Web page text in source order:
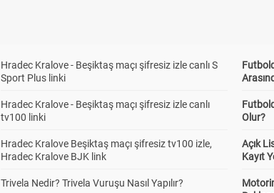
Hradec Kralove - Beşiktaş maçı şifresiz izle canlı S
Sport Plus linki
Hradec Kralove - Beşiktaş maçı şifresiz izle canlı
tv100 linki
Hradec Kralove Beşiktaş maçı şifresiz tv100 izle,
Hradec Kralove BJK link
Trivela Nedir? Trivela Vuruşu Nasıl Yapılır?
Olur?
Açık
Kayıt